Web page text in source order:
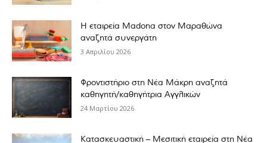
Η εταιρεία Madona στον Μαραθώνα
αναζητά συνεργάτη
3 Απριλίου 2026
Φροντιστήριο στη Νέα Μάκρη αναζητά
καθηγητή/καθηγήτρια Αγγλικών
24 Μαρτίου 2026
Κατασκευαστική – Μεσιτική εταιρεία στη Νέα